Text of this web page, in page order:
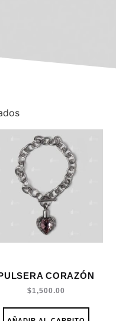
CORAZÓN
$1,500.00